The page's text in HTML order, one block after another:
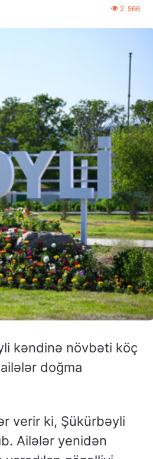
2. 566
kəndinə növbəti köç
doğma
verir ki, Şükürbəyli
Ailələr yenidən